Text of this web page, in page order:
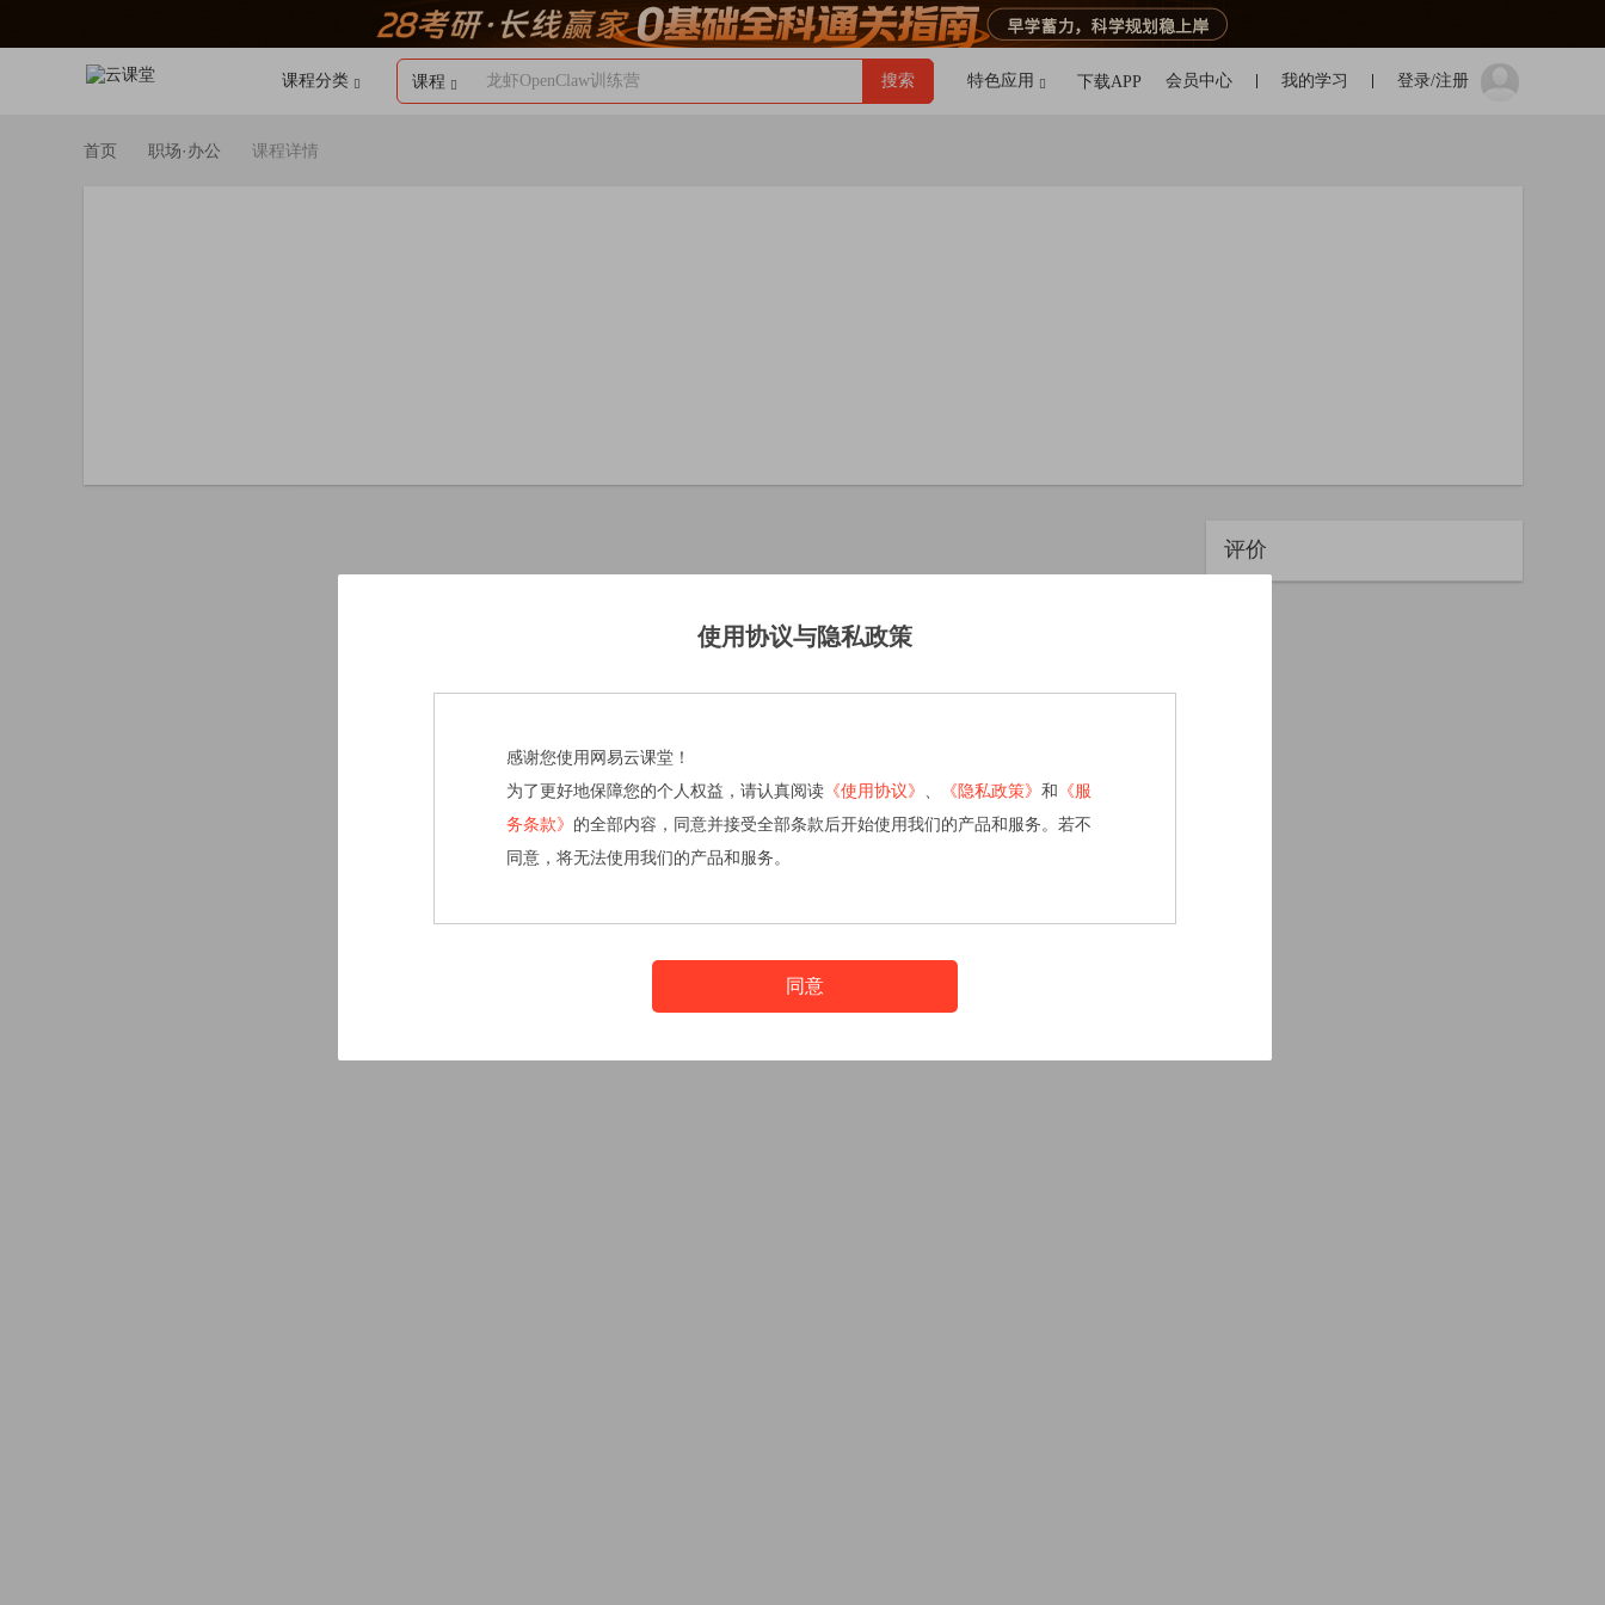
课程分类 课程 龙虾OpenClaw训练营 搜索 特色应用 下载APP 登录/注册
我的学习
会员中心
首页 职场·办公 课程详情
评价
使用协议与隐私政策
感谢您使用网易云课堂！
为了更好地保障您的个人权益，请认真阅读 《使用协议》 《隐私政策》 和 《服
务条款》 的全部内容，同意并接受全部条款后开始使用我们的产品和服务。若不
同意，将无法使用我们的产品和服务。
同意